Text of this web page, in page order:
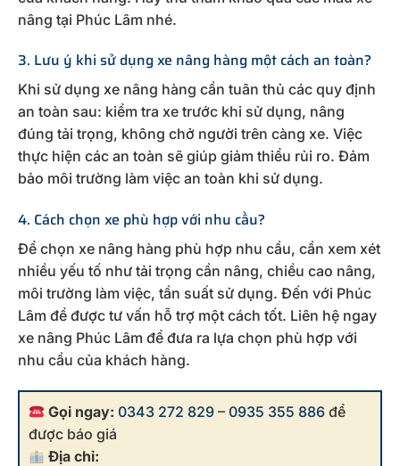
nâng tại Phúc Lâm nhé.
3. Lưu ý khi sử dụng xe nâng hàng một cách an toàn?
Khi sử dụng xe nâng hàng cần tuân thủ các quy định
an toàn sau: kiểm tra xe trước khi sử dụng, nâng
đúng tải trọng, không chở người trên càng xe. Việc
thực hiện các an toàn sẽ giúp giảm thiểu rủi ro. Đảm
bảo môi trường làm việc an toàn khi sử dụng.
4. Cách chọn xe phù hợp với nhu cầu?
Để chọn xe nâng hàng phù hợp nhu cầu, cần xem xét
nhiều yếu tố như tải trọng cần nâng, chiều cao nâng,
môi trường làm việc, tần suất sử dụng. Đến với Phúc
Lâm để được tư vấn hỗ trợ một cách tốt. Liên hệ ngay
xe nâng Phúc Lâm để đưa ra lựa chọn phù hợp với
nhu cầu của khách hàng.
Gọi ngay: 0343 272 829 –0935 355 886 để
được báo giá
Địa chỉ: